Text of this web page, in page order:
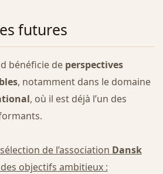
futures
bénéficie de perspectives
, notamment dans le domaine
, où il est déjà l’un des
de l’association Dansk
objectifs ambitieux :